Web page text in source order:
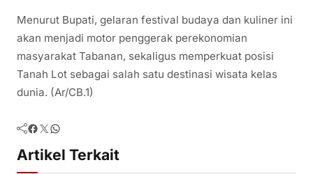
Menurut Bupati, gelaran festival budaya dan kuliner ini
akan menjadi motor penggerak perekonomian
masyarakat Tabanan, sekaligus memperkuat posisi
Tanah Lot sebagai salah satu destinasi wisata kelas
dunia. (Ar/CB.1)
Facebook Twitter WhatsApp
Artikel Terkait